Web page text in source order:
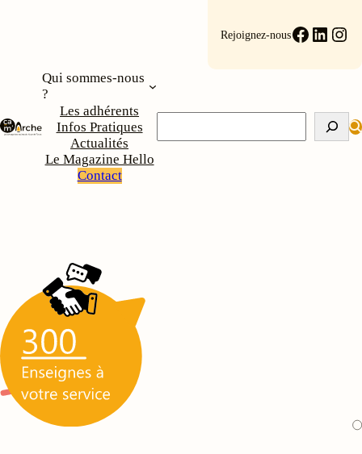
Rejoignez-nous
Qui sommes-nous
?
Les adhérents
Infos Pratiques
Actualités
Le Magazine Hello
Contact